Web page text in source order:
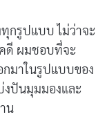
ไรเดอร์ระดับ
ปีแล้ว เขาวาด
ด้วยปากกามาร์ก
รูปแบบ ในสายตา
ระหลาดหรือไม่
วามจริงใจและ
กรูปแบบ ไม่ว่าจะ
ดี ผมชอบที่จะ
กมาในรูปแบบของ
งปันมุมมองและ
น